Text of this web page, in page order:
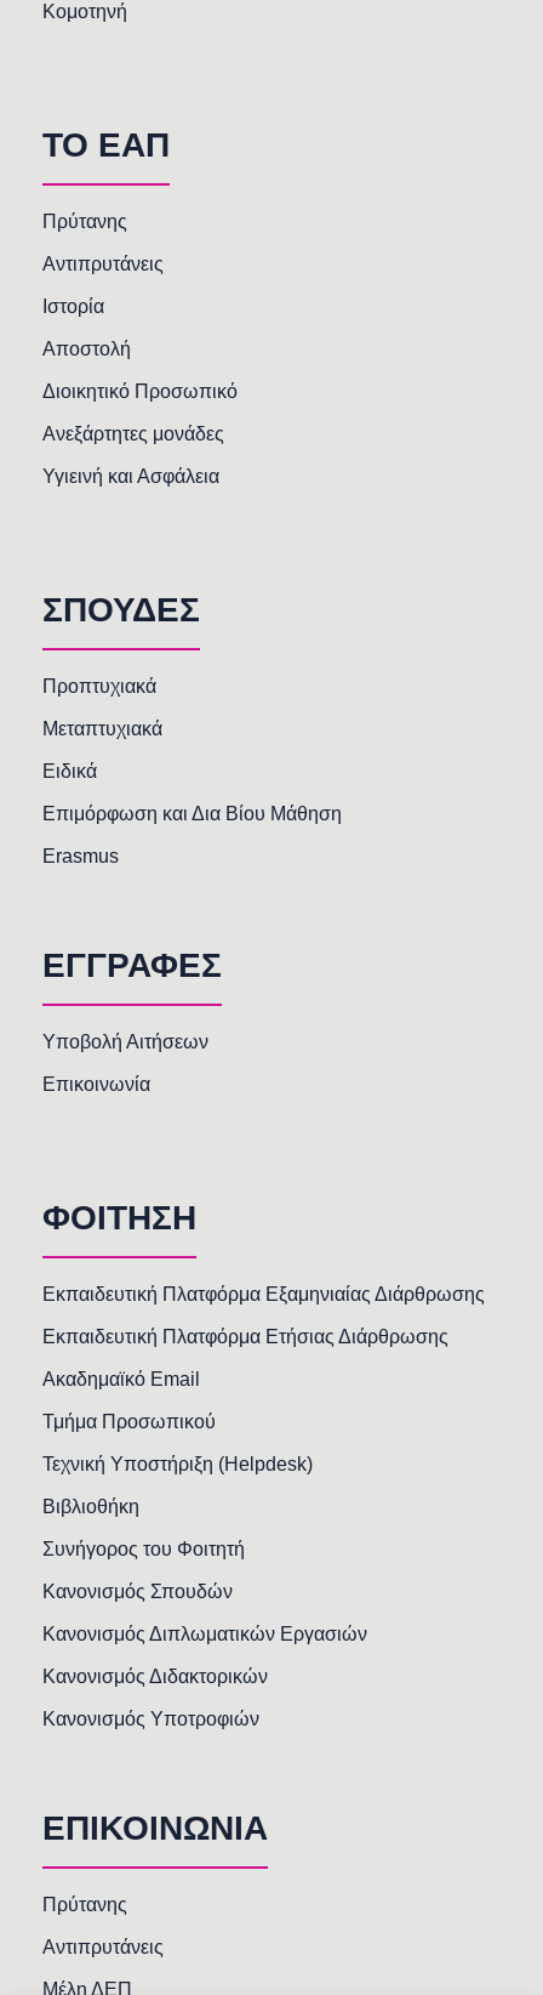
Κομοτηνή
TO EAΠ
Πρύτανης
Αντιπρυτάνεις
Ιστορία
Αποστολή
Διοικητικό Προσωπικό
Ανεξάρτητες μονάδες
Υγιεινή και Ασφάλεια
ΣΠΟΥΔΕΣ
Προπτυχιακά
Μεταπτυχιακά
Ειδικά
Επιμόρφωση και Δια Βίου Μάθηση
Erasmus
ΕΓΓΡΑΦΕΣ
Υποβολή Αιτήσεων
Επικοινωνία
ΦΟΙΤΗΣΗ
Εκπαιδευτική Πλατφόρμα Εξαμηνιαίας Διάρθρωσης
Εκπαιδευτική Πλατφόρμα Ετήσιας Διάρθρωσης
Ακαδημαϊκό Email
Τμήμα Προσωπικού
Τεχνική Υποστήριξη (Helpdesk)
Βιβλιοθήκη
Συνήγορος του Φοιτητή
Κανονισμός Σπουδών
Κανονισμός Διπλωματικών Εργασιών
Κανονισμός Διδακτορικών
Κανονισμός Υποτροφιών
ΕΠΙΚΟΙΝΩΝΙΑ
Πρύτανης
Αντιπρυτάνεις
Μέλη ΔΕΠ